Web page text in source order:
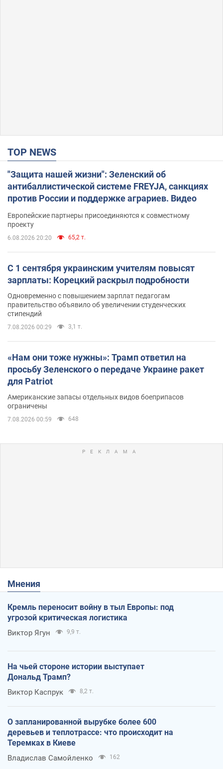
TOP NEWS
"Защита нашей жизни": Зеленский об
антибаллистической системе FREYJA, санкциях
против России и поддержке аграриев. Видео
Европейские партнеры присоединяются к совместному
проекту
6.08.2026 20:20 65,2 т.
С 1 сентября украинским учителям повысят
зарплаты: Корецкий раскрыл подробности
Одновременно с повышением зарплат педагогам
правительство объявило об увеличении студенческих
стипендий
7.08.2026 00:29 3,1 т.
«Нам они тоже нужны»: Трамп ответил на
просьбу Зеленского о передаче Украине ракет
для Patriot
Американские запасы отдельных видов боеприпасов
ограничены
7.08.2026 00:59 648
Мнения
Кремль переносит войну в тыл Европы: под
угрозой критическая логистика
Виктор Ягун 9,9 т.
На чьей стороне истории выступает
Дональд Трамп?
Виктор Каспрук 8,2 т.
О запланированной вырубке более 600
деревьев и теплотрассе: что происходит на
Теремках в Киеве
Владислав Самойленко 162